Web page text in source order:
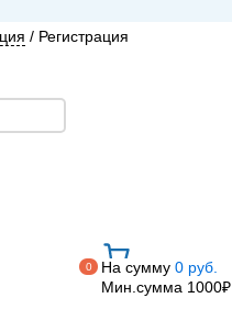
/ Регистрация
0 На сумму 0 руб.
Мин.сумма 1000₽